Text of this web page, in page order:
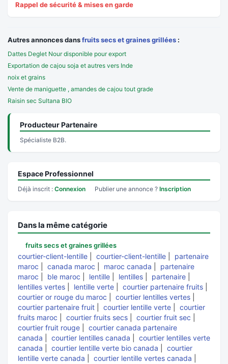
Rappel de sécurité & mises en garde
Autres annonces dansfruits secs et graines grillées :
Dattes Deglet Nour disponible pour export
Exportation de cajou soja et autres vers Inde
noix et grains
Vente de maniguette , amandes de cajou tout grade
Raisin sec Sultana BIO
Producteur Partenaire
Spécialiste B2B.
Espace Professionnel
Déjà inscrit : Connexion Publier une annonce ? Inscription
Dans la même catégorie
fruits secs et graines grillées
courtier-client-lentille courtier-client-lentille
partenaire
maroc
canada maroc maroc canada
partenaire
maroc
ble maroc lentille lentilles partenaire
lentilles vertes
lentille verte courtier partenaire fruits
courtier or rouge du maroc
courtier lentilles vertes
courtier partenaire fruit
courtier lentille verte
courtier
fruits maroc
courtier fruits secs courtier fruit sec
courtier fruit rouge
courtier canada partenaire
canada
courtier lentilles canada
courtier lentilles verte
canada
courtier lentille verte bio canada
courtier
lentille verte canada
courtier lentille vertes canada